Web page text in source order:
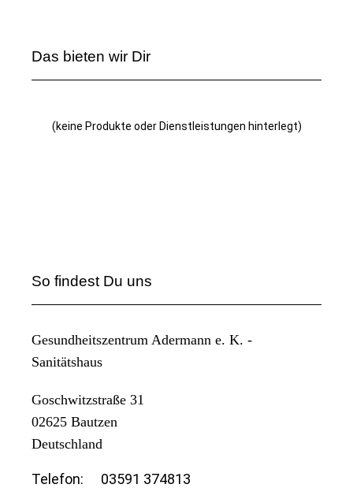
Das bieten wir Dir
(keine Produkte oder Dienstleistungen hinterlegt)
So findest Du uns
Gesundheitszentrum Adermann e. K. -
Sanitätshaus
Goschwitzstraße 31
02625 Bautzen
Deutschland
Telefon:
03591 374813